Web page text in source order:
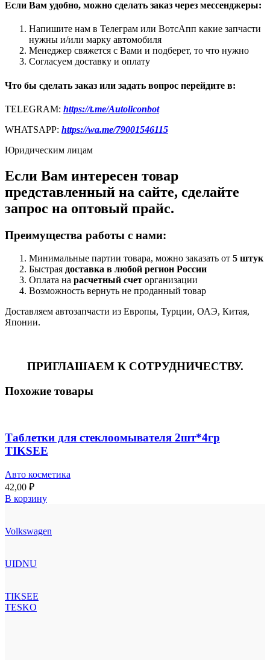
Если Вам удобно, можно сделать заказ через мессенджеры:
Напишите нам в Телеграм или ВотсАпп какие запчасти
нужны и/или марку автомобиля
Менеджер свяжется с Вами и подберет, то что нужно
Согласуем доставку и оплату
Что бы сделать заказ или задать вопрос перейдите в:
TELEGRAM: https://t.me/Autoliconbot
WHATSAPP: https://wa.me/79001546115
Юридическим лицам
Если Вам интересен товар
представленный на сайте, сделайте
запрос на оптовый прайс.
Преимущества работы с нами:
Минимальные партии товара, можно заказать от 5 штук
Быстрая доставка в любой регион России
Оплата на расчетный счет организации
Возможность вернуть не проданный товар
Доставляем автозапчасти из Европы, Турции, ОАЭ, Китая,
Японии.
ПРИГЛАШАЕМ К СОТРУДНИЧЕСТВУ.
Похожие товары
Таблетки для стеклоомывателя 2шт*4гр
TIKSEE
Авто косметика
42,00 ₽
В корзину
Volkswagen
UIDNU
TIKSEE
TESKO